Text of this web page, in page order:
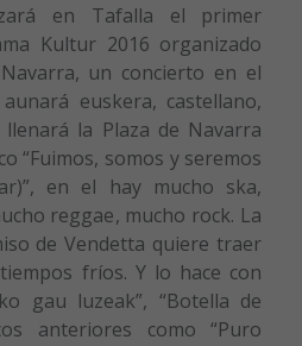
en Tafalla el primer
Kultur 2016 organizado
un concierto en el
euskera, castellano,
la Plaza de Navarra
“Fuimos, somos y seremos
en el hay mucho ska,
reggae, mucho rock. La
de Vendetta quiere traer
fríos. Y lo hace con
gau luzeak”, “Botella de
anteriores como “Puro